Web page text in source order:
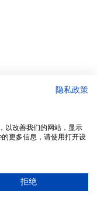
隐私政策
以改善我们的网站，显示
的更多信息，请使用打开设
拒绝